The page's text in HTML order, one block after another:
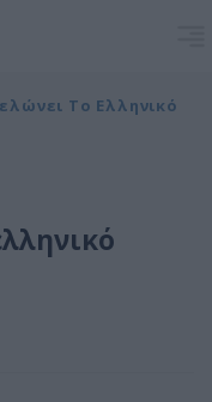
Το Ελληνικό